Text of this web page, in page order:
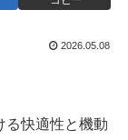
2026.05.08
る快適性と機動